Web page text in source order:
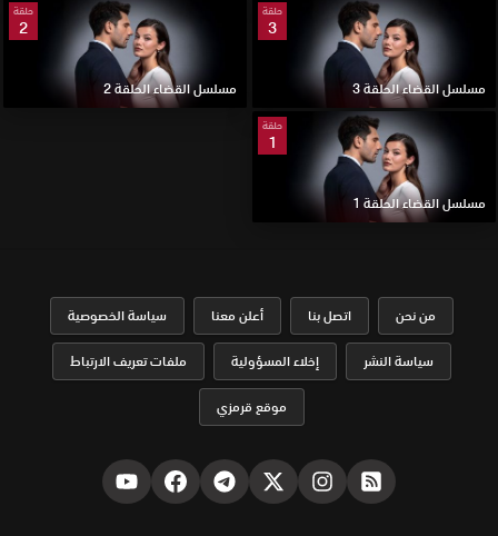
حلقة
3
مسلسل القضاء الحلقة 3
حلقة
2
مسلسل القضاء الحلقة 2
حلقة
1
مسلسل القضاء الحلقة 1
من نحن اتصل بنا أعلن معنا
سياسة الخصوصية
سياسة النشر
إخلاء المسؤولية
ملفات تعريف الارتباط
موقع قرمزي